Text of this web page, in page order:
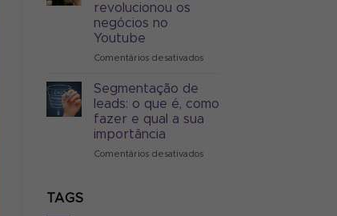
são
revolucionou os
negócios no
Youtube
Comentários desativadosem
como
revolucionou
Segmentação de
leads: o que é, como
fazer e qual a sua
importância
Comentários desativadosem
TAGS